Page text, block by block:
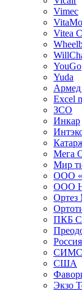
Vimec
Vitea
YouGo
Yuda
Армед
Еxcel
ЗСО
Инкар
Мега
Мир
ООО
ООО
Ортез
ПКБ
Россия
США
Экзо